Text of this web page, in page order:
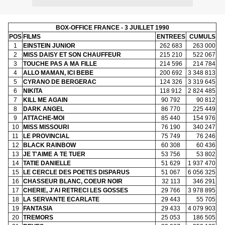
BOX-OFFICE FRANCE - 3 JUILLET 1990
POS FILMS ENTREES
CUMULS
1
EINSTEIN JUNIOR 262 683
263 000
2
MISS DAISY ET SON CHAUFFEUR 215 210
522 067
3
TOUCHE PAS A MA FILLE 214 596
214 784
4
ALLO MAMAN, ICI BEBE 200 692
3 348 813
5
CYRANO DE BERGERAC 124 326
3 319 645
6
NIKITA 118 912
2 824 485
7
KILL ME AGAIN 90 792
90 812
8
DARK ANGEL 86 770
225 449
9
ATTACHE-MOI 85 440
154 976
10
MISS MISSOURI 76 190
340 247
11
LE PROVINCIAL 75 749
76 246
12
BLACK RAINBOW 60 308
60 436
13
JE T'AIME A TE TUER 53 756
53 802
14
TATIE DANIELLE 51 629
1 937 470
15
LE CERCLE DES POETES DISPARUS 51 067
6 056 325
16
CHASSEUR BLANC, COEUR NOIR 32 113
346 291
17
CHERIE, J'AI RETRECI LES GOSSES 29 766
3 978 895
18
LA SERVANTE ECARLATE 29 443
55 705
19
FANTASIA 29 433
4 079 903
20
TREMORS 25 053
186 505